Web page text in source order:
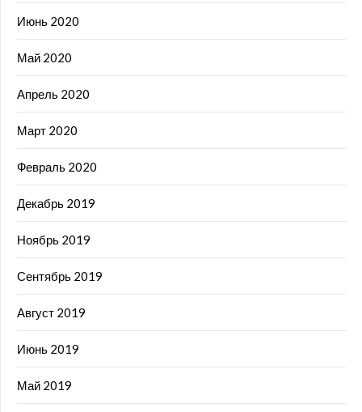
Июнь 2020
Май 2020
Апрель 2020
Март 2020
Февраль 2020
Декабрь 2019
Ноябрь 2019
Сентябрь 2019
Август 2019
Июнь 2019
Май 2019